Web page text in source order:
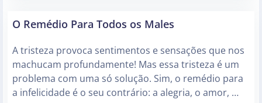
O Remédio Para Todos os Males
A tristeza provoca sentimentos e sensações que nos
machucam profundamente! Mas essa tristeza é um
problema com uma só solução. Sim, o remédio para
a infelicidade é o seu contrário: a alegria, o amor, …